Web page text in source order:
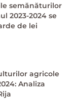
semănăturilor
2023-2024 se
de lei
agricole
Analiza